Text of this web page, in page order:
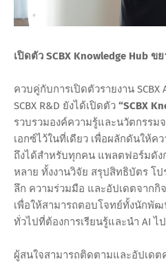
เปิดตัว SCBX Knowledge Hub ข
ควบคู่กับการเปิดตัวรายงาน SCBX
SCBX R&D ยังได้เปิดตัว “SCBX
รวบรวมองค์ความรู้และนวัตกรรม
เอกซ์ไว้ในที่เดียว เพื่อผลักดันให้ค
ถึงได้สำหรับทุกคน แพลตฟอร์มดัง
หลาย ทั้งงานวิจัย สรุปสิทธิบัตร โป
ลึก ความร่วมมือ และอัปเดตจากกิ
เพื่อให้สามารถตอบโจทย์ทั้งนักพั
ทั่วไปที่ต้องการเรียนรู้และนำ AI ไ
ผู้สนใจสามารถติดตามและอัปเดต